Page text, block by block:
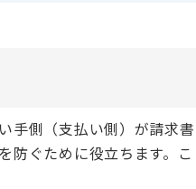
手側（支払い側）が請求書
防ぐために役立ちます。こ